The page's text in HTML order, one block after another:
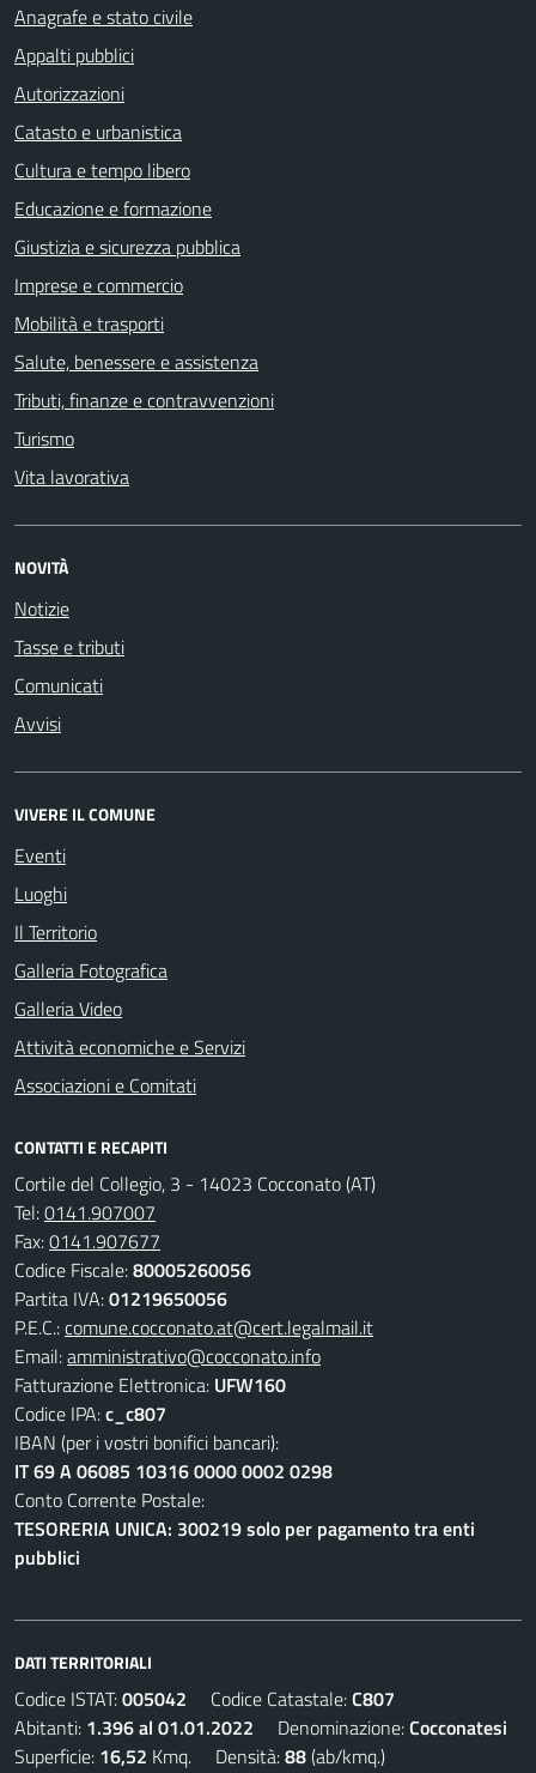
Anagrafe e stato civile
Appalti pubblici
Autorizzazioni
Catasto e urbanistica
Cultura e tempo libero
Educazione e formazione
Giustizia e sicurezza pubblica
Imprese e commercio
Mobilità e trasporti
Salute, benessere e assistenza
Tributi, finanze e contravvenzioni
Turismo
Vita lavorativa
NOVITÀ
Notizie
Tasse e tributi
Comunicati
Avvisi
VIVERE IL COMUNE
Eventi
Luoghi
Il Territorio
Galleria Fotografica
Galleria Video
Attività economiche e Servizi
Associazioni e Comitati
CONTATTI E RECAPITI
Cortile del Collegio, 3 - 14023 Cocconato (AT)
Tel:0141.907007
Fax:0141.907677
Codice Fiscale:80005260056
Partita IVA:01219650056
P.E.C.:comune.cocconato.at@cert.legalmail.it
Email:amministrativo@cocconato.info
Fatturazione Elettronica: UFW160
Codice IPA:c_c807
IBAN (per i vostri bonifici bancari):
IT 69 A 06085 10316 0000 0002 0298
Conto Corrente Postale:
TESORERIA UNICA: 300219 solo per pagamento tra enti
pubblici
DATI TERRITORIALI
Codice ISTAT:005042 Codice Catastale:C807
Abitanti: 1.396 al 01.01.2022 Denominazione:Cocconatesi
Superficie: 16,52 Kmq. Densità:88(ab/kmq.)